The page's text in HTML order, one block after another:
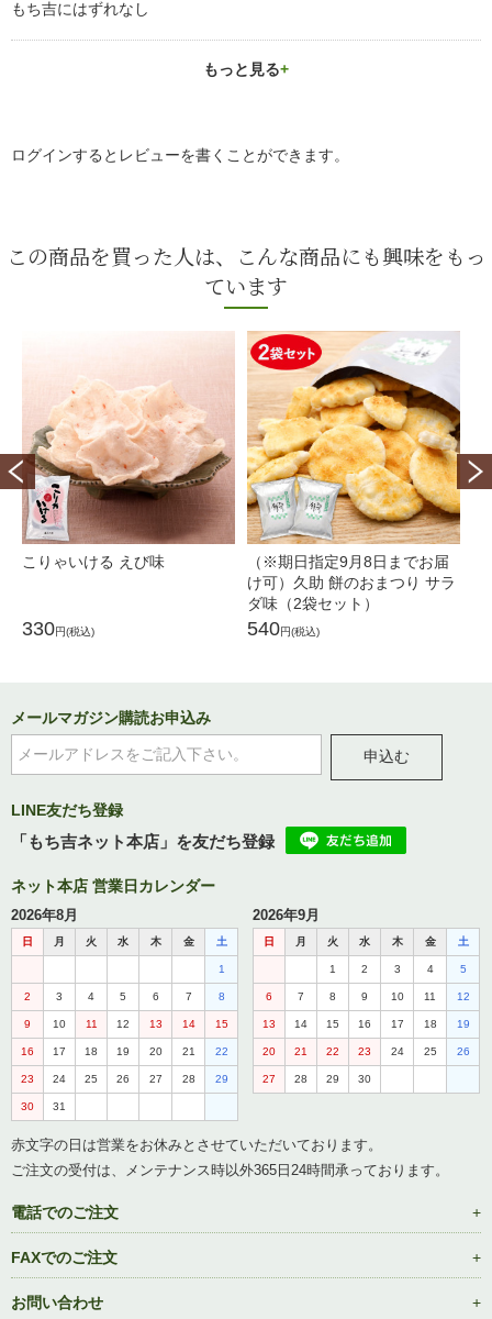
もち吉にはずれなし
もっと見る
ログインするとレビューを書くことができます。
この商品を買った人は、こんな商品にも興味をもっ
ています
こりゃいける えび味
330円(税込)
（※期日指定9月8日までお届
け可）久助 餅のおまつり サラ
ダ味（2袋セット）
540円(税込)
メールマガジン購読お申込み
申込む
LINE友だち登録
「もち吉ネット本店」を友だち登録
ネット本店 営業日カレンダー
2026年8月
日 月 火 水 木 金 土
1
2 3 4 5 6 7 8
9 10 11 12 13 14 15
16 17 18 19 20 21 22
23 24 25 26 27 28 29
30 31
2026年9月
日 月 火 水 木 金 土
1 2 3 4 5
6 7 8 9 10 11 12
13 14 15 16 17 18 19
20 21 22 23 24 25 26
27 28 29 30
赤文字の日は営業をお休みとさせていただいております。
ご注文の受付は、メンテナンス時以外365日24時間承っております。
電話でのご注文
FAXでのご注文
お問い合わせ